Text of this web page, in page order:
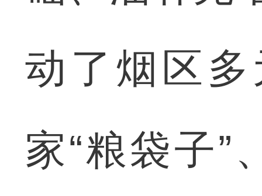
动了烟区
家“粮袋子”